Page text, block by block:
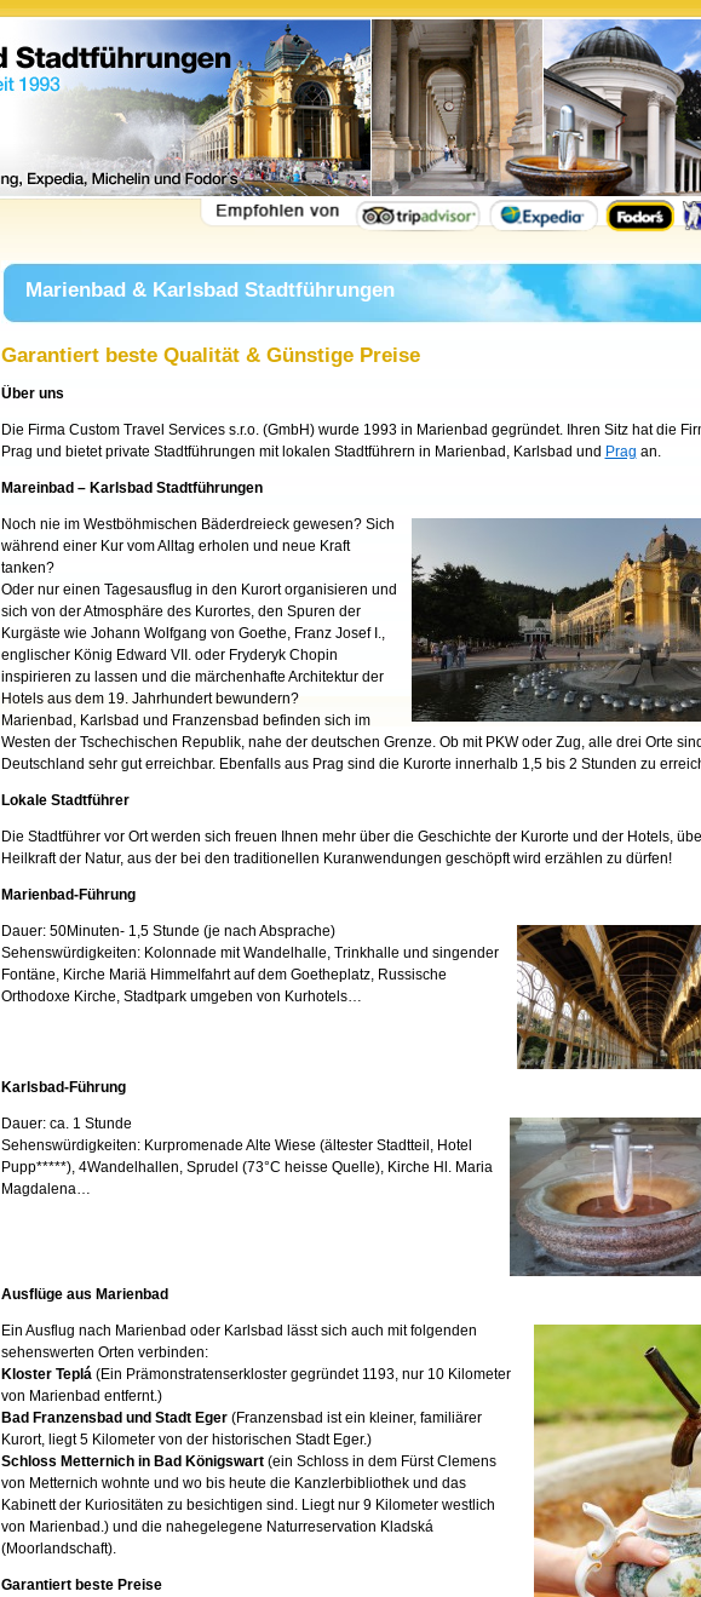
Marienbad & Karlsbad Stadtführungen
Garantiert beste Qualität & Günstige Preise
Über uns
Die Firma Custom Travel Services s.r.o. (GmbH) wurde 1993 in Marienbad gegründet. Ihren Sitz hat die
Prag und bietet private Stadtführungen mit lokalen Stadtführern in Marienbad, Karlsbad und Prag an.
Mareinbad – Karlsbad Stadtführungen
Noch nie im Westböhmischen Bäderdreieck gewesen? Sich
während einer Kur vom Alltag erholen und neue Kraft
tanken?
Oder nur einen Tagesausflug in den Kurort organisieren und
sich von der Atmosphäre des Kurortes, den Spuren der
Kurgäste wie Johann Wolfgang von Goethe, Franz Josef I.,
englischer König Edward VII. oder Fryderyk Chopin
inspirieren zu lassen und die märchenhafte Architektur der
Hotels aus dem 19. Jahrhundert bewundern?
Marienbad, Karlsbad und Franzensbad befinden sich im
Westen der Tschechischen Republik, nahe der deutschen Grenze. Ob mit PKW oder Zug, alle drei Orte
Deutschland sehr gut erreichbar. Ebenfalls aus Prag sind die Kurorte innerhalb 1,5 bis 2 Stunden zu
Lokale Stadtführer
Die Stadtführer vor Ort werden sich freuen Ihnen mehr über die Geschichte der Kurorte und der Hotels,
Heilkraft der Natur, aus der bei den traditionellen Kuranwendungen geschöpft wird erzählen zu dürfen!
Marienbad-Führung
Dauer: 50Minuten- 1,5 Stunde (je nach Absprache)
Sehenswürdigkeiten: Kolonnade mit Wandelhalle, Trinkhalle und singender
Fontäne, Kirche Mariä Himmelfahrt auf dem Goetheplatz, Russische
Orthodoxe Kirche, Stadtpark umgeben von Kurhotels…
Karlsbad-Führung
Dauer: ca. 1 Stunde
Sehenswürdigkeiten: Kurpromenade Alte Wiese (ältester Stadtteil, Hotel
Pupp*****), 4Wandelhallen, Sprudel (73°C heisse Quelle), Kirche Hl. Maria
Magdalena…
Ausflüge aus Marienbad
Ein Ausflug nach Marienbad oder Karlsbad lässt sich auch mit folgenden
sehenswerten Orten verbinden:
Kloster Teplá (Ein Prämonstratenserkloster gegründet 1193, nur 10 Kilometer
von Marienbad entfernt.)
Bad Franzensbad und Stadt Eger(Franzensbad ist ein kleiner, familiärer
Kurort, liegt 5 Kilometer von der historischen Stadt Eger.)
Schloss Metternich in Bad Königswart(ein Schloss in dem Fürst Clemens
von Metternich wohnte und wo bis heute die Kanzlerbibliothek und das
Kabinett der Kuriositäten zu besichtigen sind. Liegt nur 9 Kilometer westlich
von Marienbad.) und die nahegelegene Naturreservation Kladská
(Moorlandschaft).
Garantiert beste Preise